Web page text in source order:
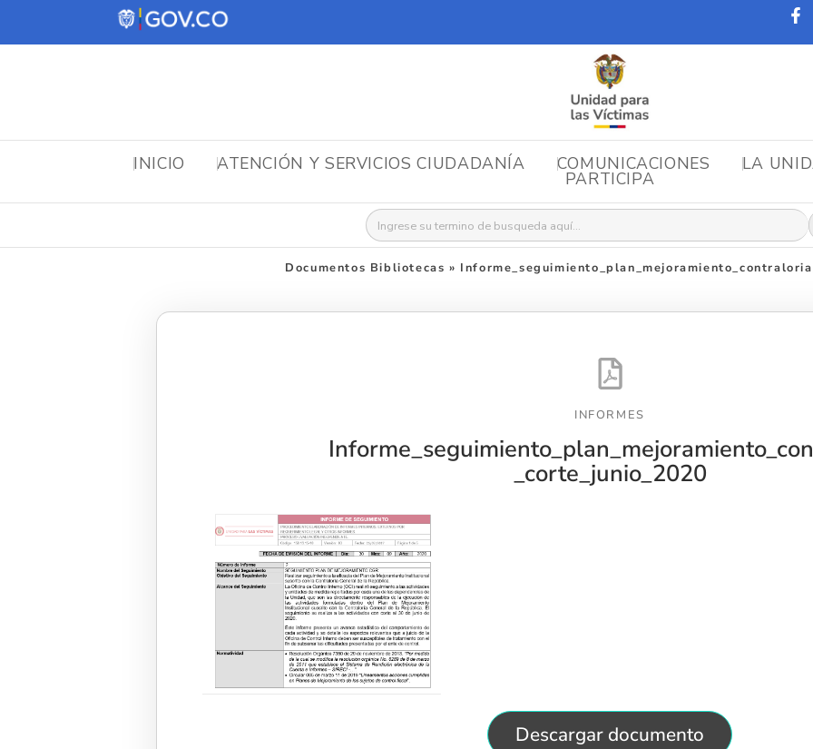
INICIO ATENCIÓN Y SERVICIOS CIUDADANÍA COMUNICACIONES LA
PARTICIPA
Buscar:
Documentos Bibliotecas »
INFORMES
_corte_junio_2020
Descargar documento